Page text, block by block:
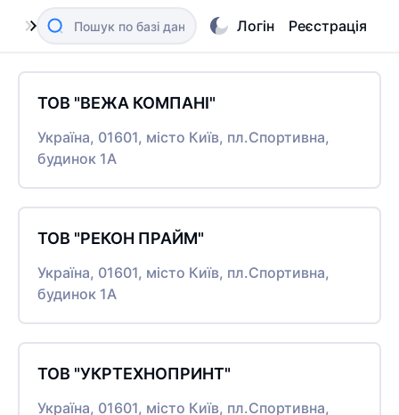
Логін Реєстрація
ТОВ "ВЕЖА КОМПАНІ"
Україна, 01601, місто Київ, пл.Спортивна,
будинок 1А
ТОВ "РЕКОН ПРАЙМ"
Україна, 01601, місто Київ, пл.Спортивна,
будинок 1А
ТОВ "УКРТЕХНОПРИНТ"
Україна, 01601, місто Київ, пл.Спортивна,